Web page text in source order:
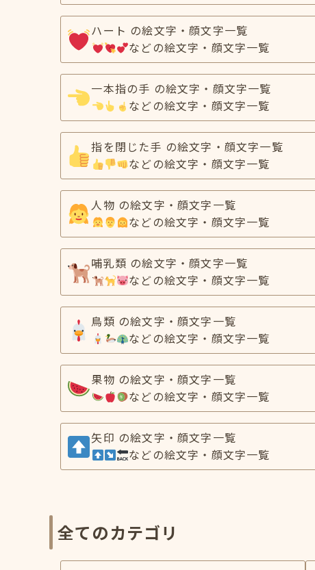
ハート の絵文字・顔文字一覧
などの絵文字・顔文字一覧
一本指の手 の絵文字・顔文字一覧
などの絵文字・顔文字一覧
指を閉じた手 の絵文字・顔文字一覧
などの絵文字・顔文字一覧
人物 の絵文字・顔文字一覧
などの絵文字・顔文字一覧
哺乳類 の絵文字・顔文字一覧
などの絵文字・顔文字一覧
鳥類 の絵文字・顔文字一覧
などの絵文字・顔文字一覧
果物 の絵文字・顔文字一覧
などの絵文字・顔文字一覧
矢印 の絵文字・顔文字一覧
などの絵文字・顔文字一覧
全てのカテゴリ